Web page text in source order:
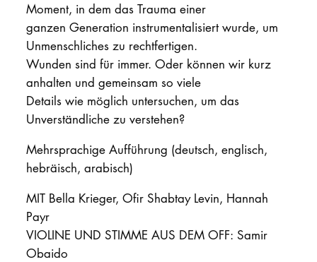
Moment, in dem das Trauma einer
ganzen Generation instrumentalisiert wurde, um
Unmenschliches zu rechtfertigen.
Wunden sind für immer. Oder können wir kurz
anhalten und gemeinsam so viele
Details wie möglich untersuchen, um das
Unverständliche zu verstehen?
Mehrsprachige Aufführung (deutsch, englisch,
hebräisch, arabisch)
MIT Bella Krieger, Ofir Shabtay Levin, Hannah
Payr
VIOLINE UND STIMME AUS DEM OFF: Samir
Obaido